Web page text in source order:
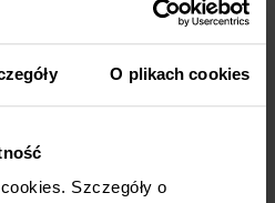
O plikach cookies
Szczegóły o